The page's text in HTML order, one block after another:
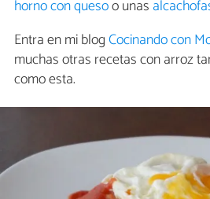
horno con quesoo unas
Entra en mi blogCocinando con
muchas otras recetas con arroz
como esta.